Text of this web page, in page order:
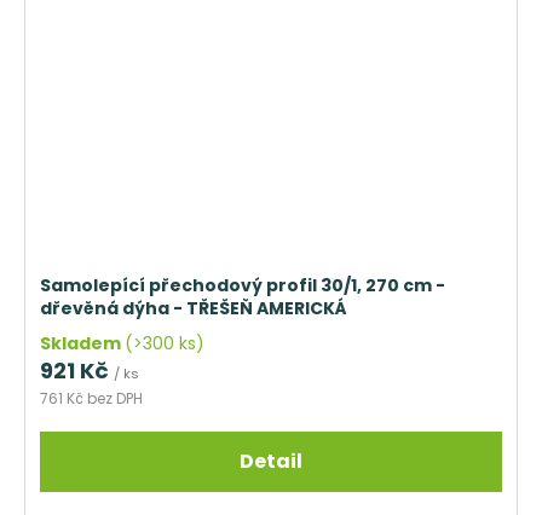
Samolepící přechodový profil 30/1, 270 cm -
dřevěná dýha - TŘEŠEŇ AMERICKÁ
Skladem (>300 ks)
761 Kč bez DPH
921 Kč / ks
Detail